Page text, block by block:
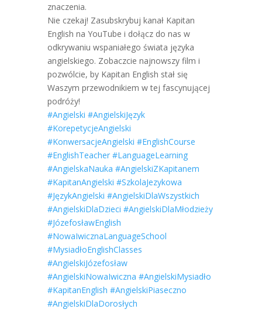
znaczenia.
Nie czekaj! Zasubskrybuj kanał Kapitan
English na YouTube i dołącz do nas w
odkrywaniu wspaniałego świata języka
angielskiego. Zobaczcie najnowszy film i
pozwólcie, by Kapitan English stał się
Waszym przewodnikiem w tej fascynującej
podróży!
#Angielski #AngielskiJęzyk
#KorepetycjeAngielski
#KonwersacjeAngielski #EnglishCourse
#EnglishTeacher #LanguageLearning
#AngielskaNauka #AngielskiZKapitanem
#KapitanAngielski #SzkolaJezykowa
#JęzykAngielski #AngielskiDlaWszystkich
#AngielskiDlaDzieci #AngielskiDlaMłodzieży
#JózefosławEnglish
#NowaIwicznaLanguageSchool
#MysiadłoEnglishClasses
#AngielskiJózefosław
#AngielskiNowaIwiczna #AngielskiMysiadło
#KapitanEnglish #AngielskiPiaseczno
#AngielskiDlaDorosłych